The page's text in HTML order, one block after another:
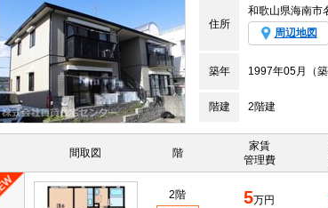
住所
和歌山県海南市
周辺地図
築年 1997年05月（築
階建 2階建
間取図 階
家賃
管理費
2階 5万円